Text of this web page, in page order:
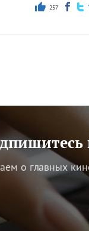
257
о главных